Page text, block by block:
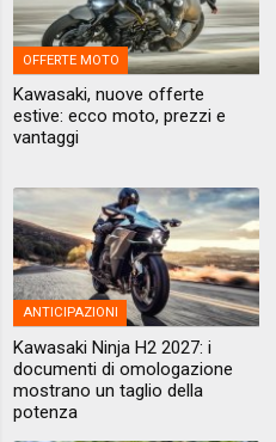
OFFERTE MOTO
Kawasaki, nuove offerte
estive: ecco moto, prezzi e
vantaggi
ANTICIPAZIONI
Kawasaki Ninja H2 2027: i
documenti di omologazione
mostrano un taglio della
potenza